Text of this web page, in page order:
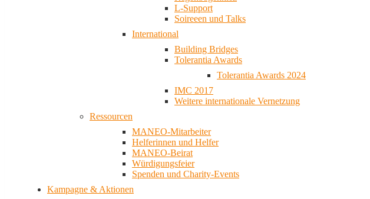
L-Support
Soireeen und Talks
International
Building Bridges
Tolerantia Awards
Tolerantia Awards 2024
IMC 2017
Weitere internationale Vernetzung
Ressourcen
MANEO-Mitarbeiter
Helferinnen und Helfer
MANEO-Beirat
Würdigungsfeier
Spenden und Charity-Events
Kampagne & Aktionen